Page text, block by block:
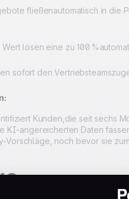
fließenautomatisch in die
lösen eine zu 100
den
Kunden,die seit sechs
KI-angereicherten Daten
Vorschläge, noch bevor sie